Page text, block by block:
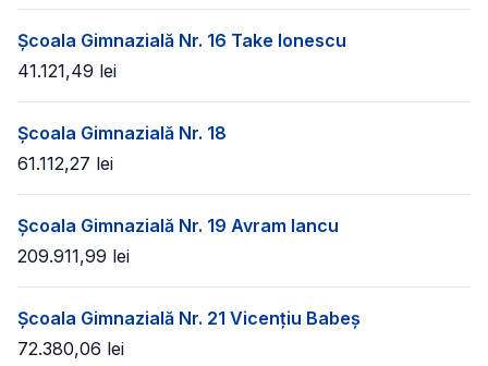
Școala Gimnazială Nr. 16 Take Ionescu
41.121,49 lei
Școala Gimnazială Nr. 18
61.112,27 lei
Școala Gimnazială Nr. 19 Avram Iancu
209.911,99 lei
Școala Gimnazială Nr. 21 Vicențiu Babeș
72.380,06 lei